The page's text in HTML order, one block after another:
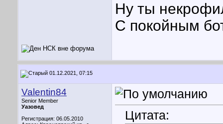
Ну ты
С покойным
01.12.2021, 07:15
Valentin84
Senior Member
Уазовед
Регистрация: 06.05.2010
Цитата: